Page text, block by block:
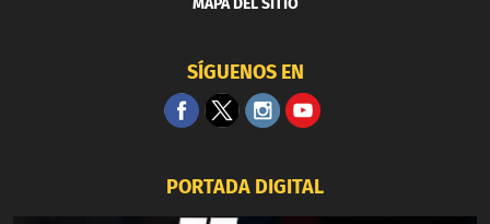
SÍGUENOS EN
PORTADA DIGITAL